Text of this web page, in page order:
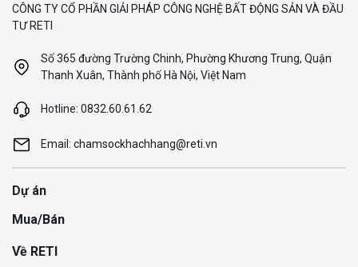
CÔNG TY CỔ PHẦN GIẢI PHÁP CÔNG NGHỆ BẤT ĐỘNG SẢN VÀ ĐẦU
TƯ RETI
Số 365 đường Trường Chinh, Phường Khương Trung, Quận
Thanh Xuân, Thành phố Hà Nội, Việt Nam
Hotline: 0832.60.61.62
Email: chamsockhachhang@reti.vn
Dự án
Mua/Bán
Về RETI